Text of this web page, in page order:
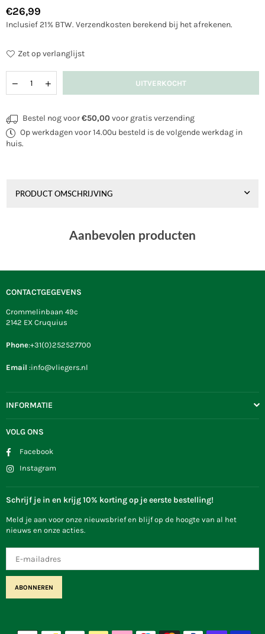
Normale
prijs
€26,99
Inclusief 21% BTW. Verzendkosten berekend bij het afrekenen.
Zet op verlanglijst
UITVERKOCHT
Bestel nog voor€50,00voor gratis verzending
Op werkdagen voor 14.00u besteld is de volgende werkdag in
huis.
PRODUCT OMSCHRIJVING
Aanbevolen producten
CONTACTGEGEVENS
Crommelinbaan 49c
2142 EX Cruquius
Phone:+31(0)252527700
Email :info@vliegers.nl
INFORMATIE
VOLG ONS
Facebook
Instagram
Schrijf je in en krijg 10% korting op je eerste bestelling!
Meld je aan voor onze nieuwsbrief en blijf op de hoogte van al het
nieuws en onze acties.
ABONNEREN